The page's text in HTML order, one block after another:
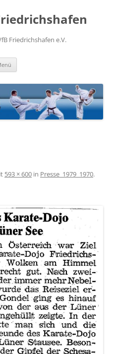
Friedrichshafen e.V.
593 × 600 in Presse_1979_1970.